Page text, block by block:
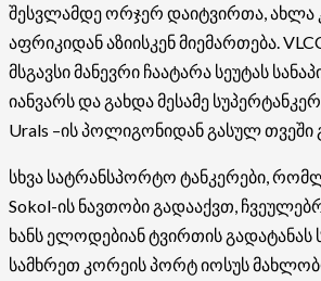
შესვლამდე ორჯერ დაიტვირთა, ახლა
აფრიკიდან აზიისკენ მიემართება.
მსგავსი მანევრი ჩაატარა სეუტას
იანვარს და გახდა მესამე
Urals –ის პოლიგონიდან გასულ თვეში
სხვა სატრანსპორტო ტანკერები,
Sokol-ის ნავთობი გადააქვთ,
ხანს ელოდებიან ტვირთის გადატანას
სამხრეთ კორეის პორტ იოსუს